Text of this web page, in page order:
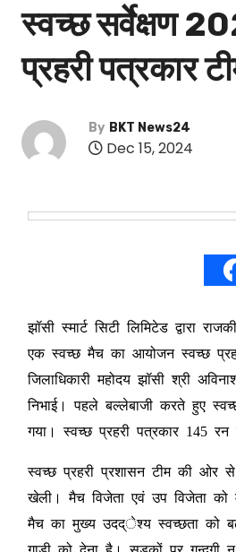
स्वच्छ सर्वेक्षण
प्रहरी पत्रकार
By BKT News24
Dec 15, 2024
झॉसी स्मार्ट सिटी लिमिटेड द्वारा
एक स्वच्छ मैच का आयोजन स्वच्छ
जिलाधिकारी महोदय झॉसी श्री
निभाई। पहले बल्लेबाजी करते हुए
गया। स्वच्छ प्रहरी पत्रकार 145
स्वच्छ प्रहरी प्रशासन टीम की ओर से
खेली। मैच विजेता एवं उप विजेता को
मैच का मुख्य उदद्ेश्य स्वच्छता को